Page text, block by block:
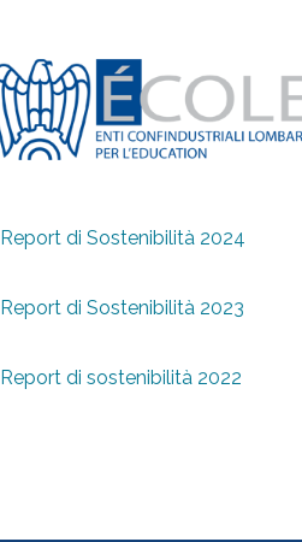
Report di Sostenibilità 2024
Report di Sostenibilità 2023
Report di sostenibilità 2022